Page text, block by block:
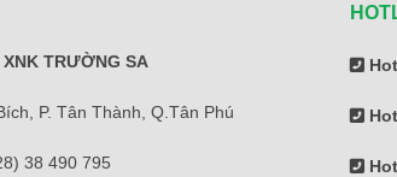
TRƯỜNG SA
P. Tân Thành, Q.Tân Phú
38 490 795